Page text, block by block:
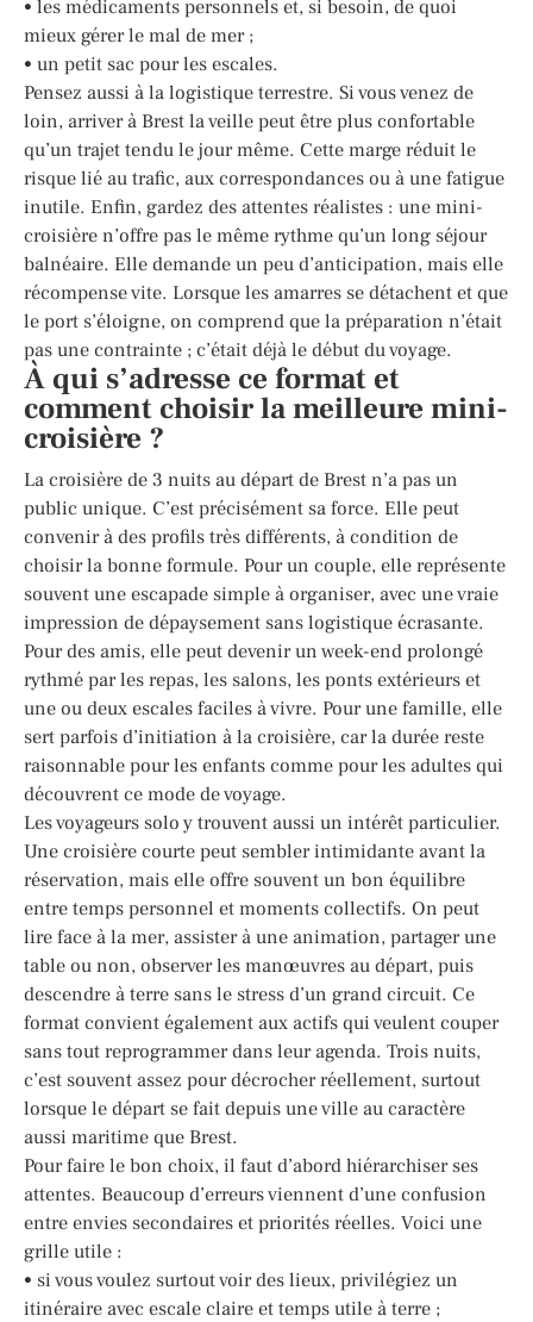
• les médicaments personnels et, si besoin, de quoi
mieux gérer le mal de mer ;
• un petit sac pour les escales.
Pensez aussi à la logistique terrestre. Si vous venez de
loin, arriver à Brest la veille peut être plus confortable
qu’un trajet tendu le jour même. Cette marge réduit le
risque lié au trafic, aux correspondances ou à une fatigue
inutile. Enfin, gardez des attentes réalistes : une mini-
croisière n’offre pas le même rythme qu’un long séjour
balnéaire. Elle demande un peu d’anticipation, mais elle
récompense vite. Lorsque les amarres se détachent et que
le port s’éloigne, on comprend que la préparation n’était
pas une contrainte ; c’était déjà le début du voyage.
À qui s’adresse ce format et
comment choisir la meilleure mini-
croisière ?
La croisière de 3 nuits au départ de Brest n’a pas un
public unique. C’est précisément sa force. Elle peut
convenir à des profils très différents, à condition de
choisir la bonne formule. Pour un couple, elle représente
souvent une escapade simple à organiser, avec une vraie
impression de dépaysement sans logistique écrasante.
Pour des amis, elle peut devenir un week-end prolongé
rythmé par les repas, les salons, les ponts extérieurs et
une ou deux escales faciles à vivre. Pour une famille, elle
sert parfois d’initiation à la croisière, car la durée reste
raisonnable pour les enfants comme pour les adultes qui
découvrent ce mode de voyage.
Les voyageurs solo y trouvent aussi un intérêt particulier.
Une croisière courte peut sembler intimidante avant la
réservation, mais elle offre souvent un bon équilibre
entre temps personnel et moments collectifs. On peut
lire face à la mer, assister à une animation, partager une
table ou non, observer les manœuvres au départ, puis
descendre à terre sans le stress d’un grand circuit. Ce
format convient également aux actifs qui veulent couper
sans tout reprogrammer dans leur agenda. Trois nuits,
c’est souvent assez pour décrocher réellement, surtout
lorsque le départ se fait depuis une ville au caractère
aussi maritime que Brest.
Pour faire le bon choix, il faut d’abord hiérarchiser ses
attentes. Beaucoup d’erreurs viennent d’une confusion
entre envies secondaires et priorités réelles. Voici une
grille utile :
• si vous voulez surtout voir des lieux, privilégiez un
itinéraire avec escale claire et temps utile à terre ;